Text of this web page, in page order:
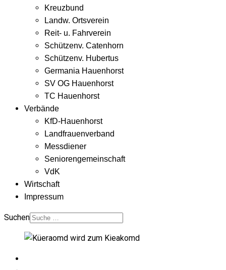
Kreuzbund
Landw. Ortsverein
Reit- u. Fahrverein
Schützenv. Catenhorn
Schützenv. Hubertus
Germania Hauenhorst
SV OG Hauenhorst
TC Hauenhorst
Verbände
KfD-Hauenhorst
Landfrauenverband
Messdiener
Seniorengemeinschaft
VdK
Wirtschaft
Impressum
Suchen